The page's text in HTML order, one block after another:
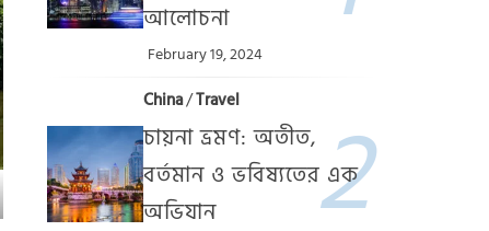
আলোচনা
February 19, 2024
China/Travel
চায়না ভ্রমণ: অতীত,
বর্তমান ও ভবিষ্যতের এক
অভিযান